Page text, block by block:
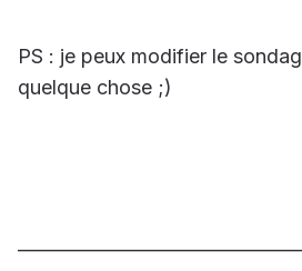
PS : je peux modifier le
quelque chose ;)